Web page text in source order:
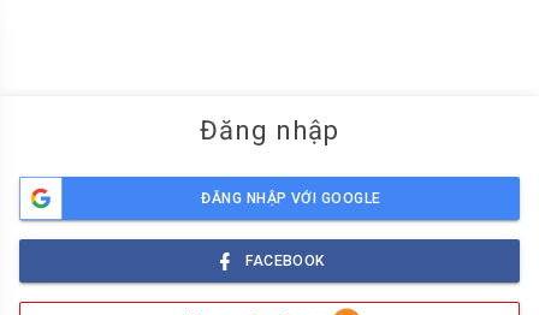
Đăng nhập
ĐĂNG NHẬP VỚI GOOGLE
FACEBOOK